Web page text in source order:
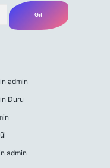
admin
Duru
admin